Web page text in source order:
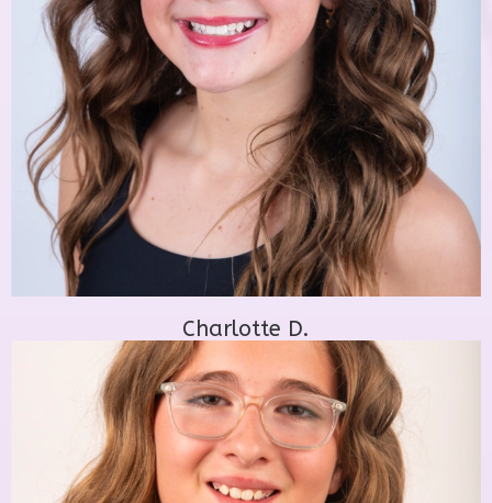
Charlotte D.